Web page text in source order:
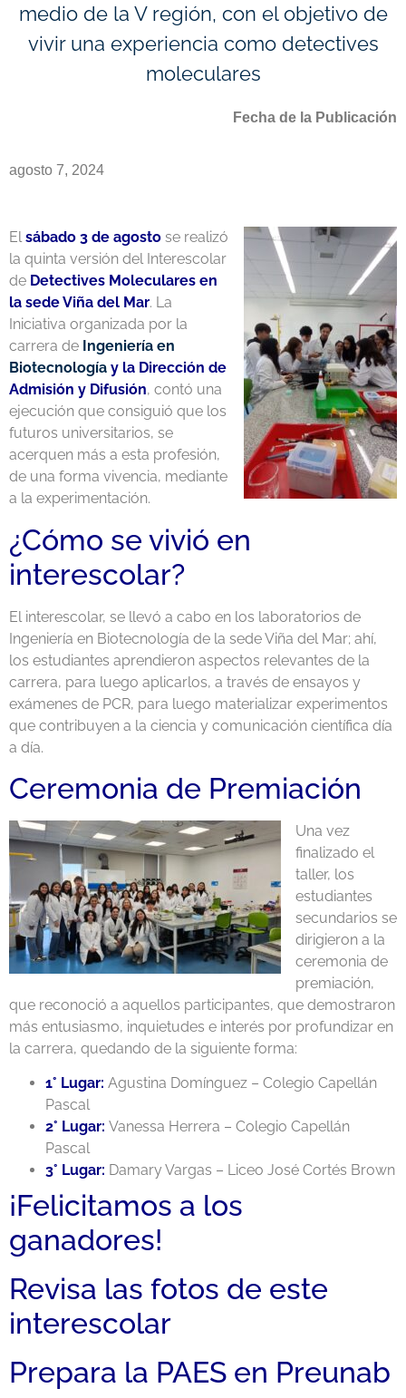
medio de la V región, con el objetivo de
vivir una experiencia como detectives
moleculares
Fecha de la Publicación
agosto 7, 2024
Elsábado 3 de agosto se realizó
la quinta versión del Interescolar
de Detectives Moleculares en
la sede Viña del Mar. La
Iniciativa organizada por la
carrera de Ingeniería en
Biotecnología y la Dirección de
Admisión y Difusión, contó una
ejecución que consiguió que los
futuros universitarios, se
acerquen más a esta profesión,
de una forma vivencia, mediante
a la experimentación.
¿Cómo se vivió en
interescolar?
El interescolar, se llevó a cabo en los laboratorios de
Ingeniería en Biotecnología de la sede Viña del Mar; ahí,
los estudiantes aprendieron aspectos relevantes de la
carrera, para luego aplicarlos, a través de ensayos y
exámenes de PCR, para luego materializar experimentos
que contribuyen a la ciencia y comunicación científica día
a día.
Ceremonia de Premiación
Una vez
finalizado el
taller, los
estudiantes
secundarios se
dirigieron a la
ceremonia de
premiación,
que reconoció a aquellos participantes, que demostraron
más entusiasmo, inquietudes e interés por profundizar en
la carrera, quedando de la siguiente forma:
1° Lugar: Agustina Domínguez – Colegio Capellán
Pascal
2° Lugar: Vanessa Herrera – Colegio Capellán
Pascal
3° Lugar: Damary Vargas – Liceo José Cortés Brown
¡Felicitamos a los
ganadores!
Revisa las fotos de este
interescolar
Prepara la PAES en Preunab